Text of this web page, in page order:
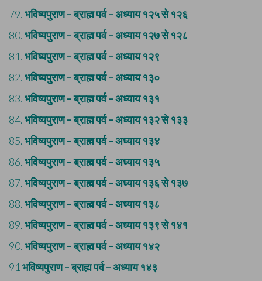
79.भविष्यपुराण – ब्राह्म पर्व – अध्याय १२५ से १२६
80.भविष्यपुराण – ब्राह्म पर्व – अध्याय १२७ से १२८
81.भविष्यपुराण – ब्राह्म पर्व – अध्याय १२९
82.भविष्यपुराण – ब्राह्म पर्व – अध्याय १३०
83.भविष्यपुराण – ब्राह्म पर्व – अध्याय १३१
84.भविष्यपुराण – ब्राह्म पर्व – अध्याय १३२ से १३३
85.भविष्यपुराण – ब्राह्म पर्व – अध्याय १३४
86.भविष्यपुराण – ब्राह्म पर्व – अध्याय १३५
87.भविष्यपुराण – ब्राह्म पर्व – अध्याय १३६ से १३७
88.भविष्यपुराण – ब्राह्म पर्व – अध्याय १३८
89.भविष्यपुराण – ब्राह्म पर्व – अध्याय १३९ से १४१
90.भविष्यपुराण – ब्राह्म पर्व – अध्याय १४२
91 भविष्यपुराण – ब्राह्म पर्व – अध्याय १४३